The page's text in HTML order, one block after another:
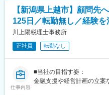
変更の範囲：会社の定める
・出張：営業活動や視察の
張を伴う場合があります
・営業エリア：上越市、長
業活動をお願いします。
【テナント構成】
・出店企業：上越市内、長
店
・業種：飲食、アパレル
各種教室、楽器、雑貨等
【新潟県上越市】顧問先
125日／転勤無し／経験
川上陽税理士事務所
正社員 転勤なし
仕事内容
■当社の目指す姿：
金融支援や経営計画の立案